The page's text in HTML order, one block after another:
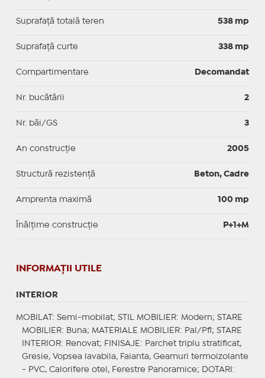
Suprafață totală teren 538 mp
Suprafaţă curte 338 mp
Compartimentare Decomandat
Nr. bucătării 2
Nr. băi/GS 3
An construcție 2005
Structură rezistență Beton, Cadre
Amprenta maximă 100 mp
Înălțime construcție P+1+M
INFORMAŢII UTILE
INTERIOR
MOBILAT : Semi-mobilat; STIL MOBILIER: Modern; STARE
MOBILIER: Buna; MATERIALE MOBILIER: Pal/Pfl; STARE
INTERIOR: Renovat; FINISAJE : Parchet triplu stratificat,
Gresie, Vopsea lavabila, Faianta, Geamuri termoizolante
- PVC, Calorifere otel, Ferestre Panoramice;
DOTARI :